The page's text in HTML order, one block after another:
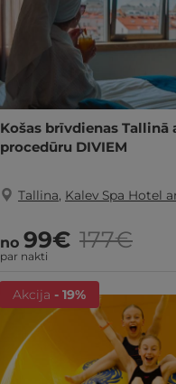
Košas brīvdienas Tallinā
procedūru DIVIEM
Tallina, Kalev Spa Hotel
no 99€
par nakti
177€
Akcija - 19%